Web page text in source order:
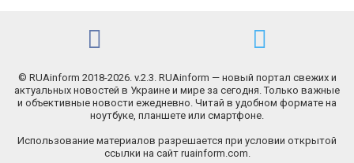
© RUAinform 2018-2026. v.2.3. RUAinform — новый портал свежих и
актуальных новостей в Украине и мире за сегодня. Только важные
и объективные новости ежедневно. Читай в удобном формате на
ноутбуке, планшете или смартфоне.
Использование материалов разрешается при условии открытой
ссылки на сайт ruainform.com.